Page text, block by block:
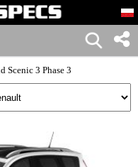
Scenic 3 Phase 3